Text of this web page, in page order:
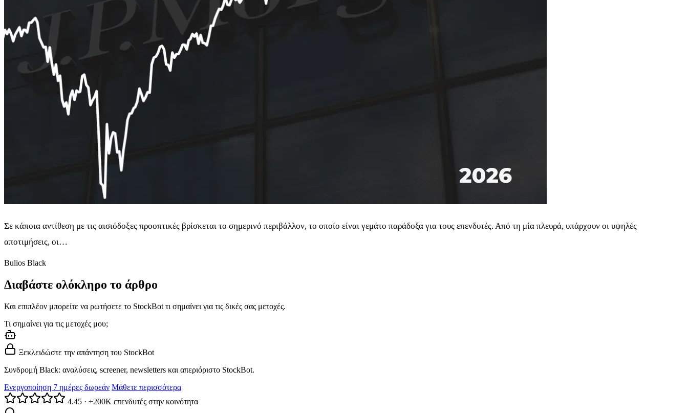
Σε κάποια αντίθεση με τις αισιόδοξες προοπτικές βρίσκεται το σημερινό περιβάλλον, το οποίο είναι γεμάτο παράδοξα για τους επενδυτές. Από τη μία πλευρά, υπάρχουν οι υψηλές
αποτιμήσεις, οι…
Bulios Black
Διαβάστε ολόκληρο το άρθρο
Και επιπλέον μπορείτε να ρωτήσετε το StockBot τι σημαίνει για τις δικές σας μετοχές.
Τι σημαίνει για τις μετοχές μου;
Ξεκλειδώστε την απάντηση του StockBot
Συνδρομή Black: αναλύσεις, screener, newsletters και απεριόριστο StockBot.
Ενεργοποίηση 7 ημέρες δωρεάν Μάθετε περισσότερα
4.45 · +200K επενδυτές στην κοινότητα